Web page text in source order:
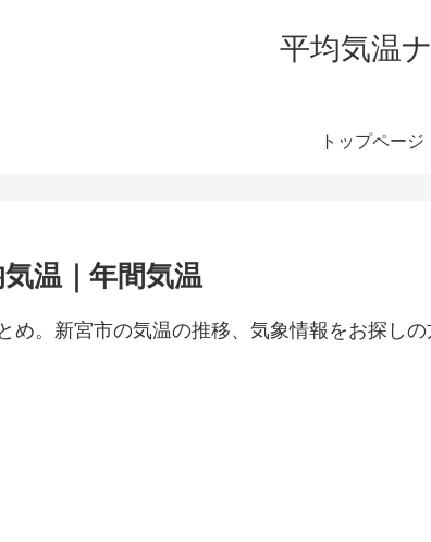
平均気温
トップページ
温｜年間気温
め。新宮市の気温の推移、気象情報をお探しの